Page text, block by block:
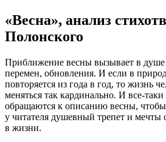
«Весна», анализ
Полонского
Приближение весны вызывает в
перемен, обновления. И если в
повторяется из года в год, то жизнь
меняться так кардинально. И все-
обращаются к описанию весны,
у читателя душевный трепет и мечты
в жизни.